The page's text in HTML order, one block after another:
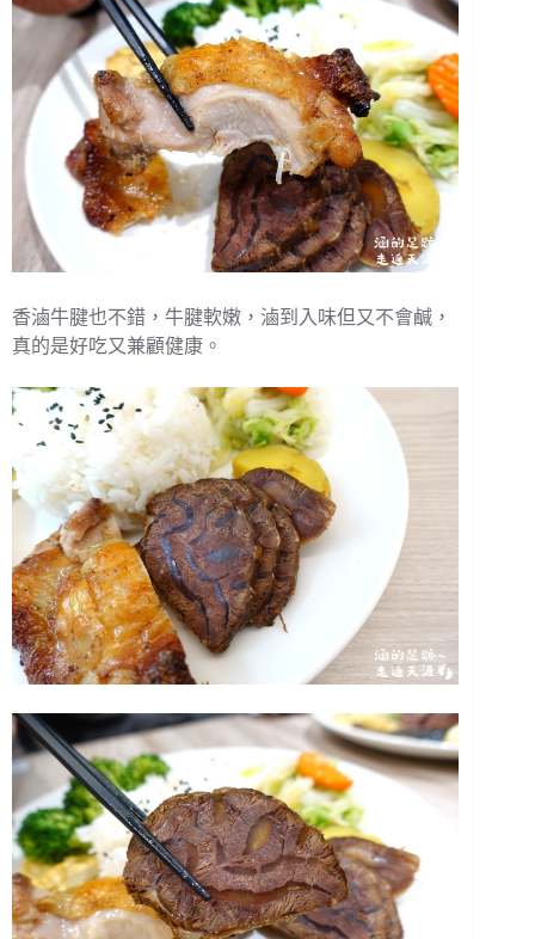
香滷牛腱也不錯，牛腱軟嫩，滷到入味但又不會鹹，
真的是好吃又兼顧健康。